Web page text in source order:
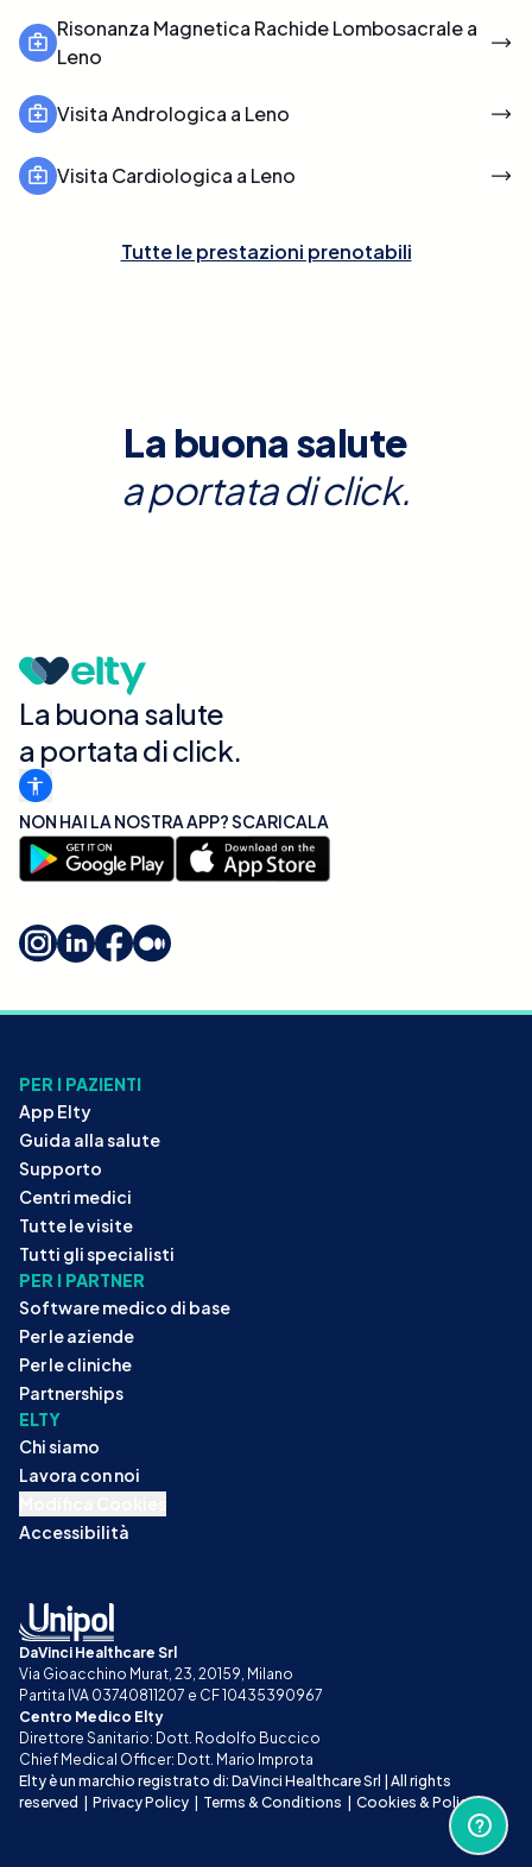
Risonanza Magnetica Rachide Lombosacrale a
Leno
Visita Andrologica a Leno
Visita Cardiologica a Leno
Tutte le prestazioni prenotabili
La buona salute
a portata di click.
La buona salute
a portata di click.
NON HAI LA NOSTRA APP? SCARICALA
PER I PAZIENTI
App Elty
Guida alla salute
Supporto
Centri medici
Tutte le visite
Tutti gli specialisti
PER I PARTNER
Software medico di base
Per le aziende
Per le cliniche
Partnerships
ELTY
Chi siamo
Lavora con noi
Accessibilità
DaVinci Healthcare Srl
Via Gioacchino Murat, 23, 20159, Milano
Partita IVA 03740811207 e CF 10435390967
Centro Medico Elty
Direttore Sanitario: Dott. Rodolfo Buccico
Chief Medical Officer: Dott. Mario Improta
Elty è un marchio registrato di: DaVinci Healthcare Srl | All rights
reserved | Privacy Policy | Terms & Conditions | Cookies & Policy